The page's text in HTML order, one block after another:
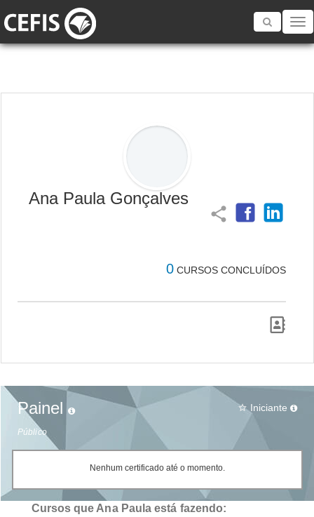
Toggle
Ana Paula Gonçalves
share
0 CURSOS CONCLUÍDOS
Painel
Público
star_border Iniciante
Nenhum certificado até o momento.
Cursos que Ana Paula está fazendo: